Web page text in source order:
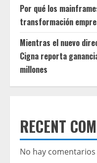
Por qué los
transformación
Mientras el nuevo
Cigna reporta
millones
RECENT
No hay